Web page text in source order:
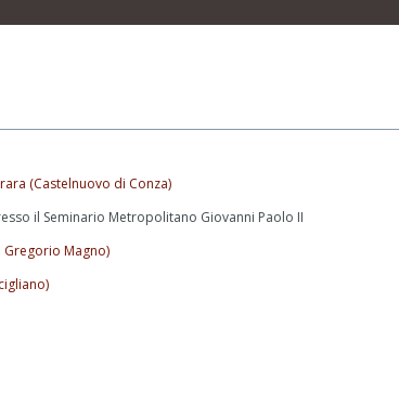
(Castelnuovo di Conza)
il Seminario Metropolitano Giovanni Paolo II
Gregorio Magno)